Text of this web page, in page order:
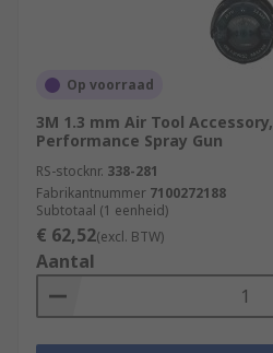
Op voorraad
3M 1.3 mm Air Tool
Performance Spray Gun
RS-stocknr. 338-281
Fabrikantnummer 7100272188
Subtotaal (1 eenheid)
€ 62,52(excl. BTW)
Aantal